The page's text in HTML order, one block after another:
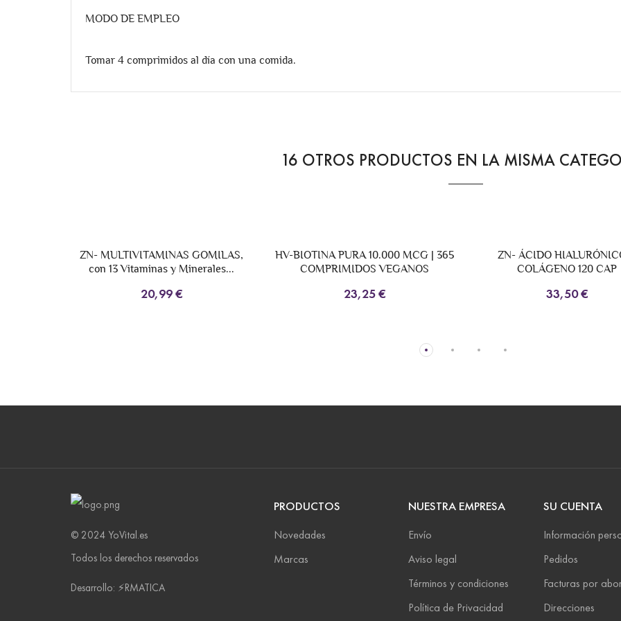
MODO DE EMPLEO
Tomar 4 comprimidos al día con una comida.
16 OTROS PRODUCTOS EN LA MISMA
HV-BIOTINA PURA 10.000 MCG | 365
COMPRIMIDOS VEGANOS
23,25 €
ZN- ÁCIDO HIALURÓNICO Y
COLÁGENO 120 CAP
33,50 €
CREALUXE 250G
MOJITO
34,90 €
© 2024 YoVital.es
Todos los derechos reservados
Desarrollo: ⚡️RMATICA
PRODUCTOS
Novedades
Marcas
NUESTRA EMPRESA
Envío
Aviso legal
Términos y condiciones
Política de Privacidad
SU CUENTA
Información
Pedidos
Facturas por
Direcciones